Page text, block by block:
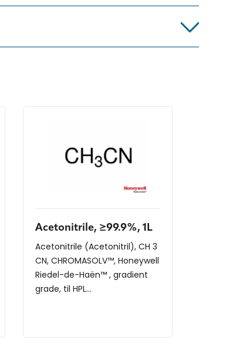
Acetonitrile, ≥99.9%, 1L
Acetonitrile (Acetonitril), CH 3
CN, CHROMASOLV™, Honeywell
Riedel-de-Haën™ , gradient
grade, til HPL...